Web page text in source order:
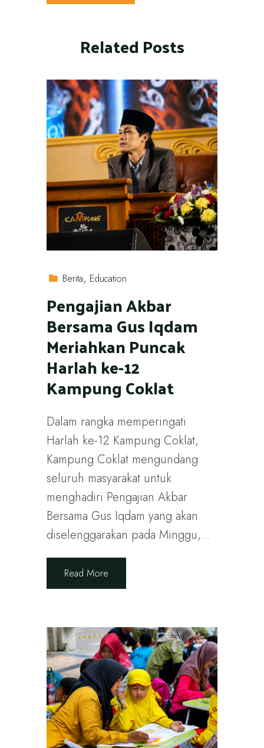
Related Posts
Berita Education
Pengajian Akbar
Bersama Gus Iqdam
Meriahkan Puncak
Harlah ke-12
Kampung Coklat
Dalam rangka memperingati
Harlah ke-12 Kampung Coklat,
Kampung Coklat mengundang
seluruh masyarakat untuk
menghadiri Pengajian Akbar
Bersama Gus Iqdam yang akan
diselenggarakan pada Minggu,...
Read More